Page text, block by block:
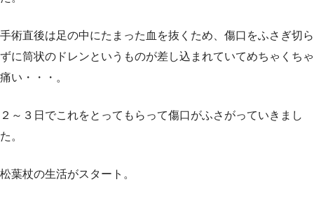
手術直後は足の中にたまった血を抜くため、傷口をふさぎ切ら
ずに筒状のドレンというものが差し込まれていてめちゃくちゃ
痛い・・・。
２～３日でこれをとってもらって傷口がふさがっていきまし
た。
松葉杖の生活がスタート。